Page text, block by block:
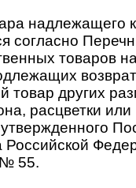
надлежащего
согласно
товаров
товар других
расцветки или
Российской
№ 55.